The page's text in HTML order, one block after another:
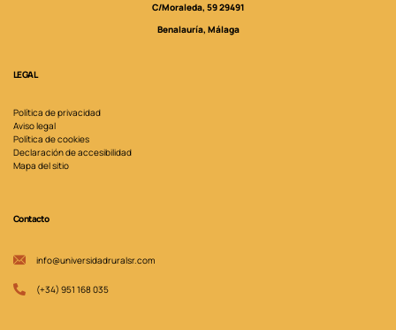
C/Moraleda, 59 29491
Benalauría, Málaga
LEGAL
Política de privacidad
Aviso legal
Política de cookies
Declaración de accesibilidad
Mapa del sitio
Contacto
info@universidadruralsr.com
(+34) 951 168 035